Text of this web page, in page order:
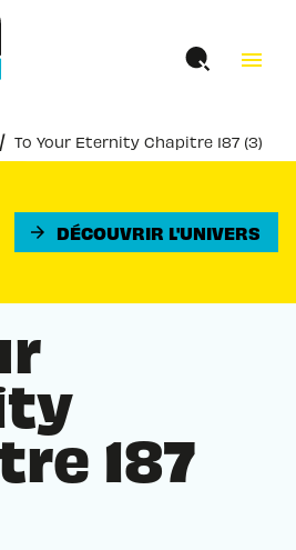
menu
/ To Your Eternity Chapitre 187 (3)
arrow_forward DÉCOUVRIR L'UNIVERS
187